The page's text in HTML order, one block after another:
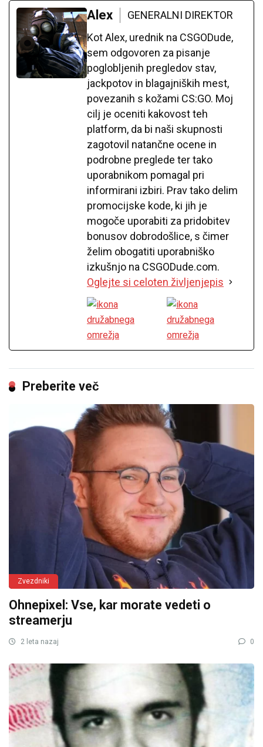
Alex
GENERALNI DIREKTOR
Kot Alex, urednik na CSGODude,
sem odgovoren za pisanje
poglobljenih pregledov stav,
jackpotov in blagajniških mest,
povezanih s kožami CS:GO. Moj
cilj je oceniti kakovost teh
platform, da bi naši skupnosti
zagotovil natančne ocene in
podrobne preglede ter tako
uporabnikom pomagal pri
informirani izbiri. Prav tako delim
promocijske kode, ki jih je
mogoče uporabiti za pridobitev
bonusov dobrodošlice, s čimer
želim obogatiti uporabniško
izkušnjo na CSGODude.com.
Oglejte si celoten življenjepis
Preberite več
Zvezdniki
Ohnepixel: Vse, kar morate vedeti o
streamerju
2 leta nazaj 0